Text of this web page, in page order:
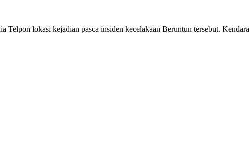
Telpon lokasi kejadian pasca insiden kecelakaan Beruntun tersebut.